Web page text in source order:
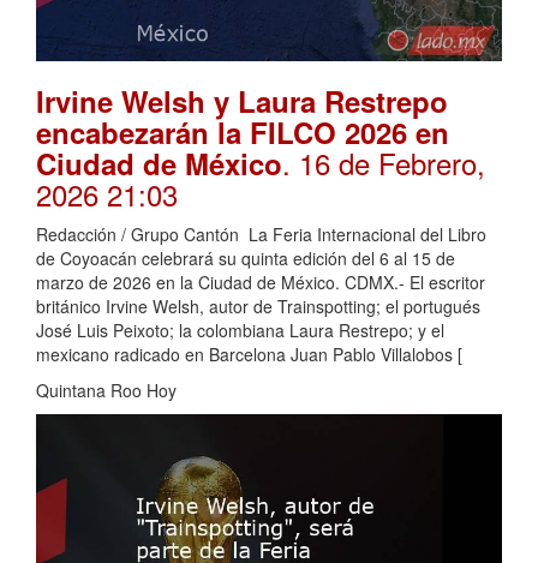
Irvine Welsh y Laura Restrepo
encabezarán la FILCO 2026 en
Ciudad de México. 16 de Febrero,
2026 21:03
Redacción / Grupo Cantón La Feria Internacional del Libro
de Coyoacán celebrará su quinta edición del 6 al 15 de
marzo de 2026 en la Ciudad de México. CDMX.- El escritor
británico Irvine Welsh, autor de Trainspotting; el portugués
José Luis Peixoto; la colombiana Laura Restrepo; y el
mexicano radicado en Barcelona Juan Pablo Villalobos [
Quintana Roo Hoy